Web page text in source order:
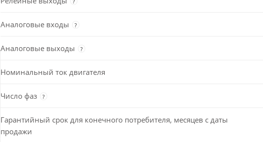
Аналоговые входы ?
Аналоговые выходы ?
Номинальный ток двигателя
Число фаз ?
Гарантийный срок для конечного потребителя, месяцев с даты
продажи